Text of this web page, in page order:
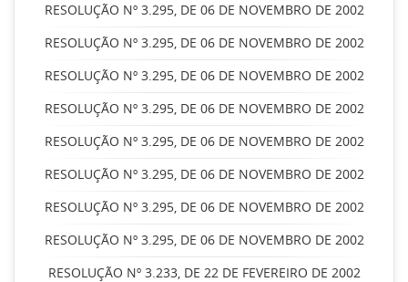
RESOLUÇÃO Nº 3.295, DE 06 DE NOVEMBRO DE 2002
RESOLUÇÃO Nº 3.295, DE 06 DE NOVEMBRO DE 2002
RESOLUÇÃO Nº 3.295, DE 06 DE NOVEMBRO DE 2002
RESOLUÇÃO Nº 3.295, DE 06 DE NOVEMBRO DE 2002
RESOLUÇÃO Nº 3.295, DE 06 DE NOVEMBRO DE 2002
RESOLUÇÃO Nº 3.295, DE 06 DE NOVEMBRO DE 2002
RESOLUÇÃO Nº 3.295, DE 06 DE NOVEMBRO DE 2002
RESOLUÇÃO Nº 3.295, DE 06 DE NOVEMBRO DE 2002
RESOLUÇÃO Nº 3.233, DE 22 DE FEVEREIRO DE 2002